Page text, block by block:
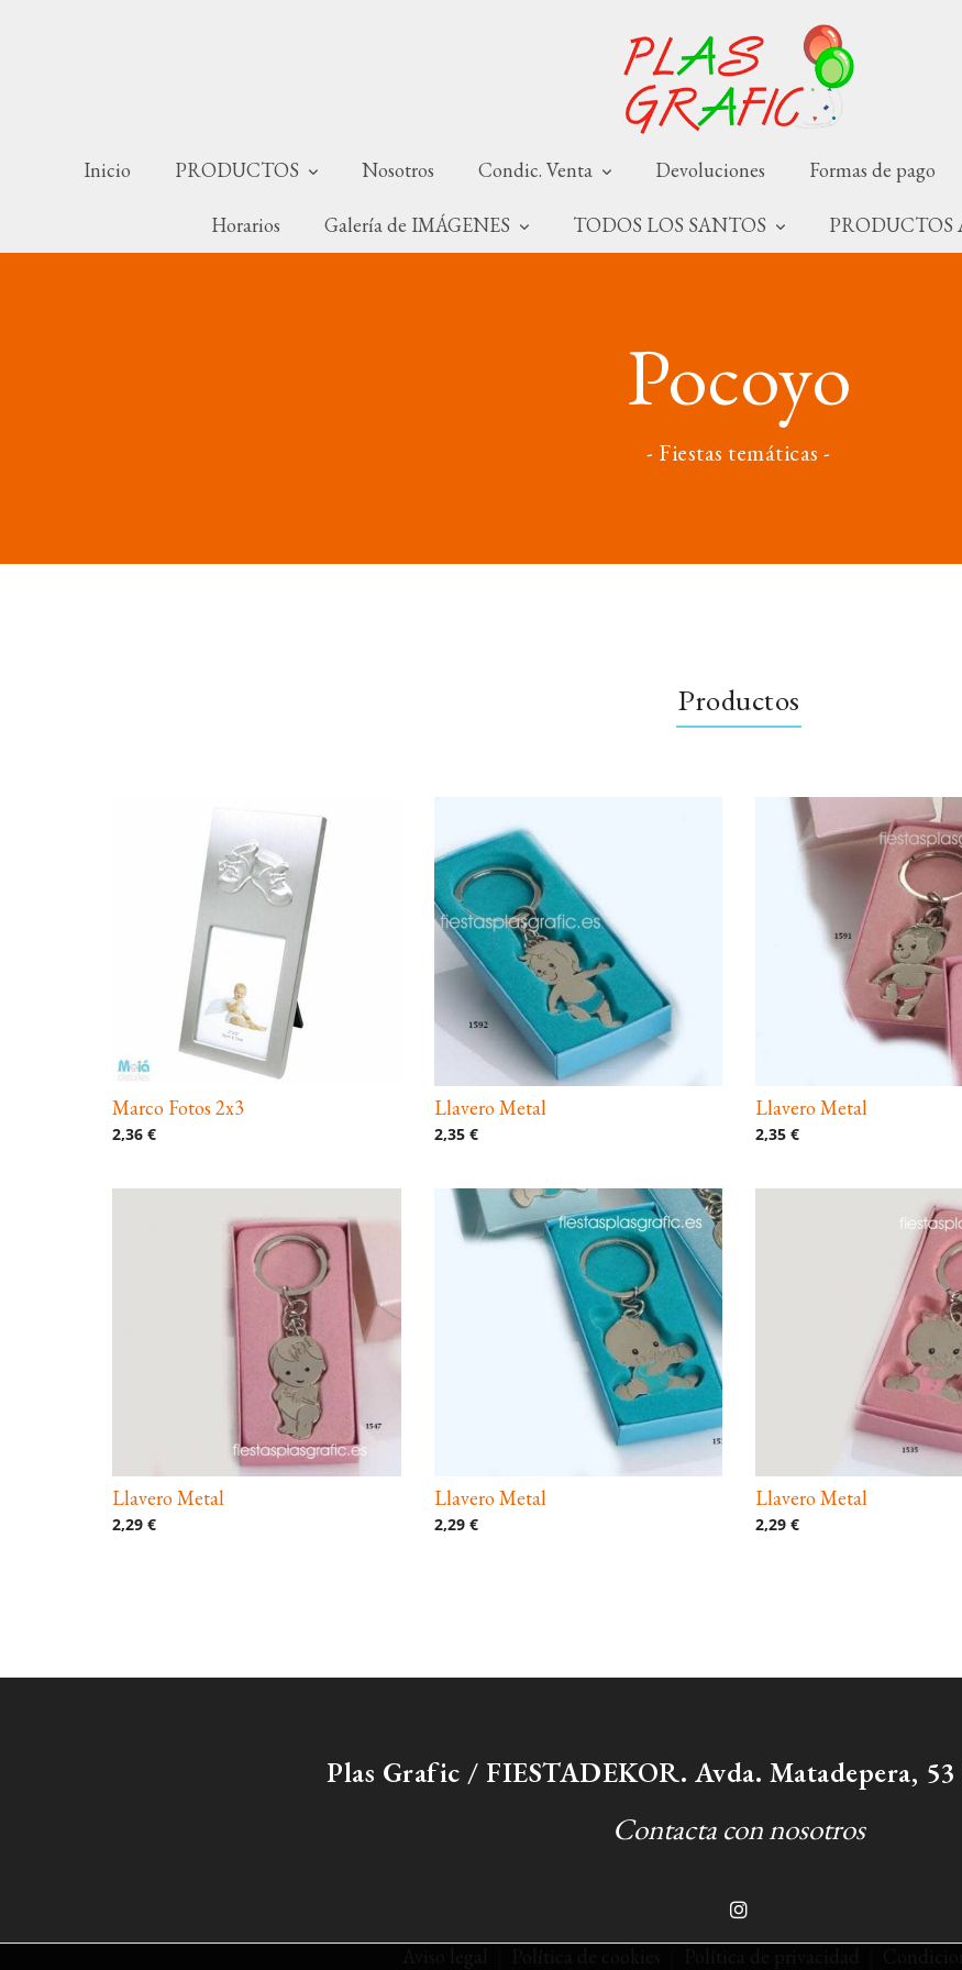
Inicio PRODUCTOS Nosotros Condic. Venta Devoluciones Formas de pago
Horarios Galería de IMÁGENES TODOS LOS SANTOS PRODUCTOS
Pocoyo
- Fiestas temáticas -
Productos
Marco Fotos 2x3
2,36 €
Llavero Metal
2,35 €
Llavero Metal
2,35 €
Llavero Metal
2,29 €
Llavero Metal
2,29 €
Llavero Metal
2,29 €
Plas Grafic / FIESTADEKOR. Avda. Matadepera, 53
Contacta con nosotros